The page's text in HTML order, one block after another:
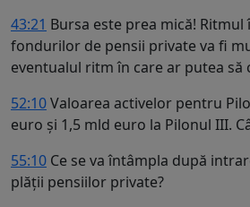
43:21 Bursa este prea mică! Ritmul
fondurilor de pensii private va fi
eventualul ritm în care ar putea să
52:10Valoarea activelor pentru
euro și 1,5 mld euro la Pilonul III.
55:10 Ce se va întâmpla după
plății pensiilor private?